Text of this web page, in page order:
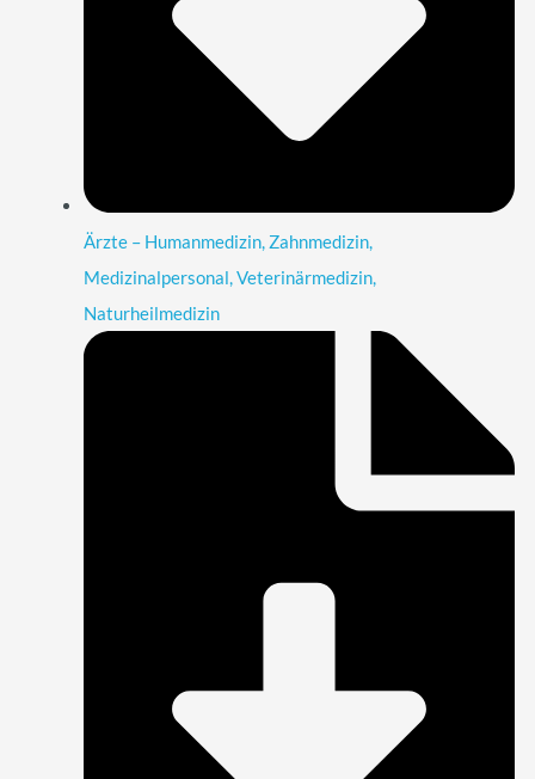
Ärzte – Humanmedizin, Zahnmedizin,
Medizinalpersonal, Veterinärmedizin,
Naturheilmedizin